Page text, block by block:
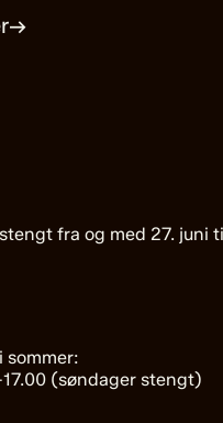
→
fra og med 27. juni
sommer:
(søndager stengt)